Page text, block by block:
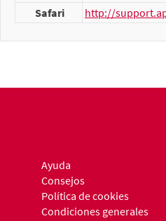
Safari
http://
Ayuda
Consejos
Política de cookies
Condiciones generales